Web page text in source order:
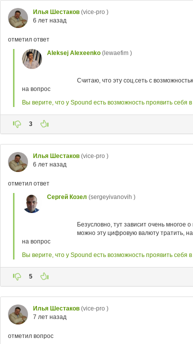
Илья Шестаков (vice-pro )
6 лет назад
отметил ответ
Aleksej Alexeenko (lewaefim )
Считаю, что эту соц.сеть с
на вопрос
Вы верите, что у Spound есть возможность проявить себя
3
Илья Шестаков (vice-pro )
6 лет назад
отметил ответ
Сергей Козел (sergeyivanovih )
Безусловно, тут зависит очень
можно эту цифровую валюту тратить,
на вопрос
Вы верите, что у Spound есть возможность проявить себя
5
Илья Шестаков (vice-pro )
7 лет назад
отметил вопрос